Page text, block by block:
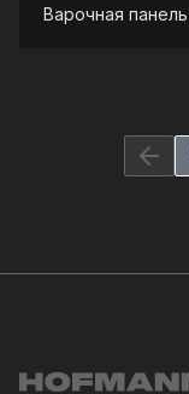
Варочная панель